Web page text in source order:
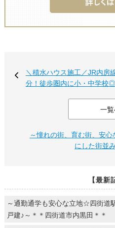
＼積水ハウス施工／JR内房
分！徒歩圏内に小・中学校
一
～憧れの街、育む街、安
にした街並
【最新
～通勤通学も安心な立地☆四街道
戸建♪～＊＊四街道市内黒田＊＊